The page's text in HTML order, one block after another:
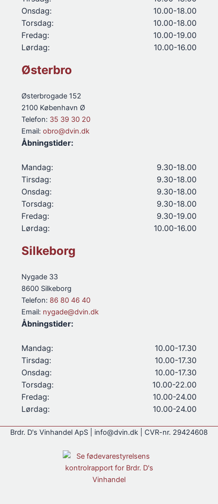
Onsdag:
10.00-18.00
Torsdag:
10.00-18.00
Fredag:
10.00-19.00
Lørdag:
10.00-16.00
Østerbro
Østerbrogade 152
2100 København Ø
Telefon: 35 39 30 20
Email: obro@dvin.dk
Åbningstider:
Mandag:
9.30-18.00
Tirsdag:
9.30-18.00
Onsdag:
9.30-18.00
Torsdag:
9.30-18.00
Fredag:
9.30-19.00
Lørdag:
10.00-16.00
Silkeborg
Nygade 33
8600 Silkeborg
Telefon: 86 80 46 40
Email: nygade@dvin.dk
Åbningstider:
Mandag:
10.00-17.30
Tirsdag:
10.00-17.30
Onsdag:
10.00-17.30
Torsdag:
10.00-22.00
Fredag:
10.00-24.00
Lørdag:
10.00-24.00
Brdr. D's Vinhandel ApS | info@dvin.dk | CVR-nr. 29424608